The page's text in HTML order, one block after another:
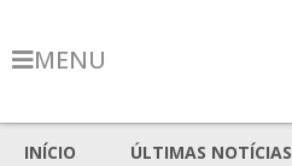
MENU
INÍCIO ÚLTIMAS NOTÍCIAS